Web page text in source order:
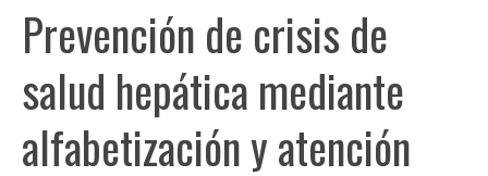
Prevención de crisis de
salud hepática mediante
alfabetización y atención